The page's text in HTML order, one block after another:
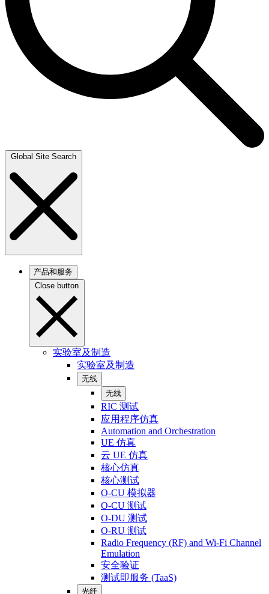
Global Site Search
产品和服务
Close button
实验室及制造
实验室及制造
无线
无线
RIC 测试
应用程序仿真
Automation and Orchestration
UE 仿真
云 UE 仿真
核心仿真
核心测试
O-CU 模拟器
O-CU 测试
O-DU 测试
O-RU 测试
Radio Frequency (RF) and Wi-Fi Channel
Emulation
安全验证
测试即服务 (TaaS)
光纤